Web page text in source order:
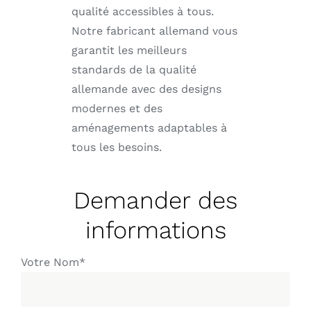
qualité accessibles à tous.
Notre fabricant allemand vous
garantit les meilleurs
standards de la qualité
allemande avec des designs
modernes et des
aménagements adaptables à
tous les besoins.
Demander des
informations
Votre Nom*